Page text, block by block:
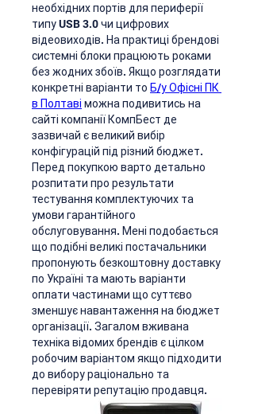
необхідних портів для периферії
типу USB 3.0 чи цифрових
відеовиходів. На практиці брендові
системні блоки працюють роками
без жодних збоїв. Якщо розглядати
конкретні варіанти то Б/у Офісні ПК
в Полтаві можна подивитись на
сайті компанії КомпБест де
зазвичай є великий вибір
конфігурацій під різний бюджет.
Перед покупкою варто детально
розпитати про результати
тестування комплектуючих та
умови гарантійного
обслуговування. Мені подобається
що подібні великі постачальники
пропонують безкоштовну доставку
по Україні та мають варіанти
оплати частинами що суттєво
зменшує навантаження на бюджет
організації. Загалом вживана
техніка відомих брендів є цілком
робочим варіантом якщо підходити
до вибору раціонально та
перевіряти репутацію продавця.